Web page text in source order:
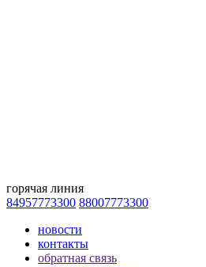
горячая линия
84957773300 88007773300
новости
контакты
обратная связь